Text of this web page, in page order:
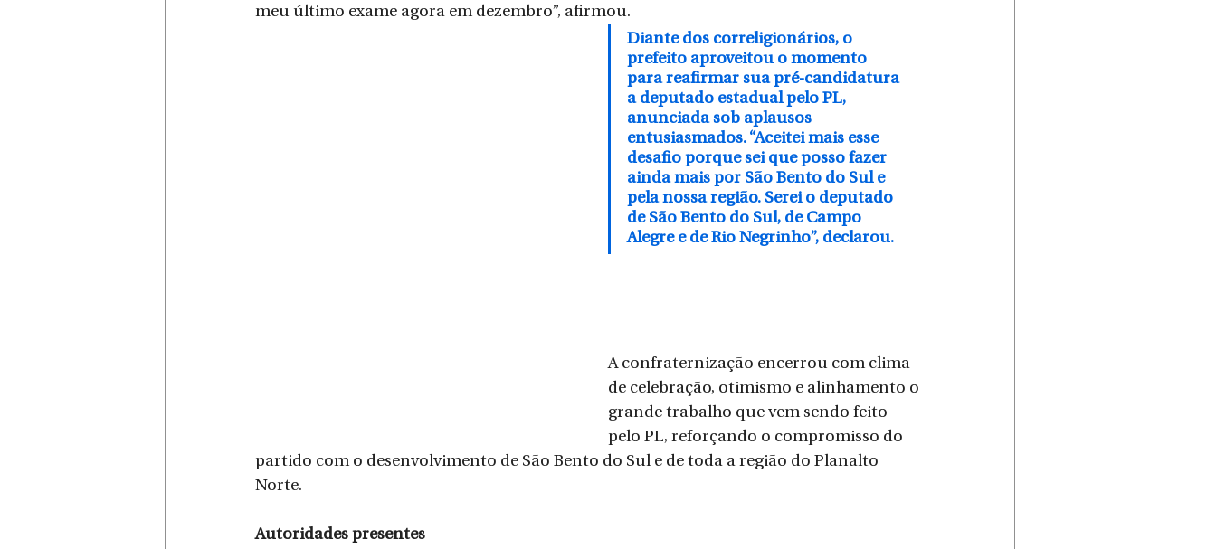
meu último exame agora em dezembro”, afirmou.
Diante dos correligionários, o
prefeito aproveitou o momento
para reafirmar sua pré-candidatura
a deputado estadual pelo PL,
anunciada sob aplausos
entusiasmados. “Aceitei mais esse
desafio porque sei que posso fazer
ainda mais por São Bento do Sul e
pela nossa região. Serei o deputado
de São Bento do Sul, de Campo
Alegre e de Rio Negrinho”, declarou.
A confraternização encerrou com clima
de celebração, otimismo e alinhamento o
grande trabalho que vem sendo feito
pelo PL, reforçando o compromisso do
partido com o desenvolvimento de São Bento do Sul e de toda a região do Planalto
Norte.
Autoridades presentes